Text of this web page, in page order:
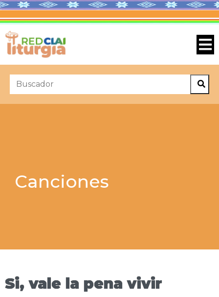
Canciones
Si, vale la pena vivir